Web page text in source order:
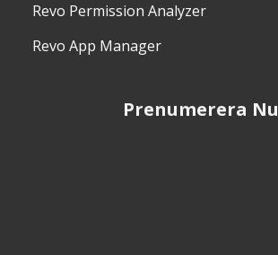
Revo Permission Analyzer
Revo App Manager
Prenumerera Nu